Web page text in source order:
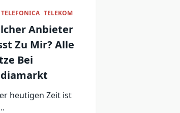
TELEKOM
Anbieter
Zu Mir? Alle
Bei
heutigen Zeit ist